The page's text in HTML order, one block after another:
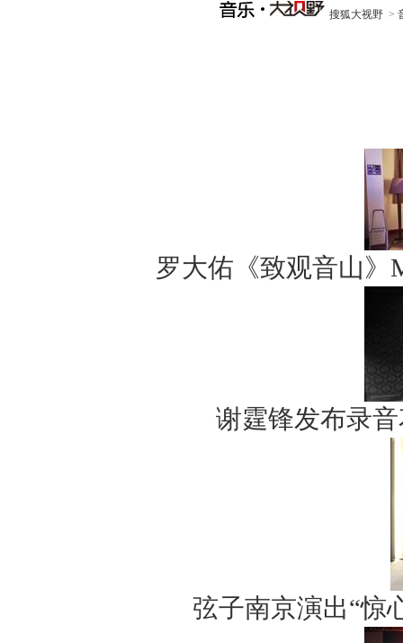
搜狐大视野 >
罗大佑《致观音山
谢霆锋发布录
弦子南京演出“惊